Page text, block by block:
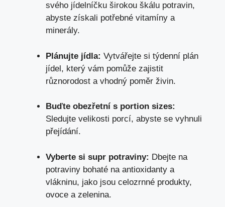
svého jídelníčku širokou škálu potravin,
abyste získali potřebné vitamíny a
minerály.
Plánujte jídla: Vytvářejte si týdenní plán
jídel, který vám pomůže zajistit
různorodost a vhodný poměr živin.
Buďte obezřetní s portion sizes:
Sledujte velikosti porcí, abyste se vyhnuli
přejídání.
Vyberte si supr potraviny: Dbejte na
potraviny bohaté na antioxidanty a
vlákninu, jako jsou celozrnné produkty,
ovoce a zelenina.